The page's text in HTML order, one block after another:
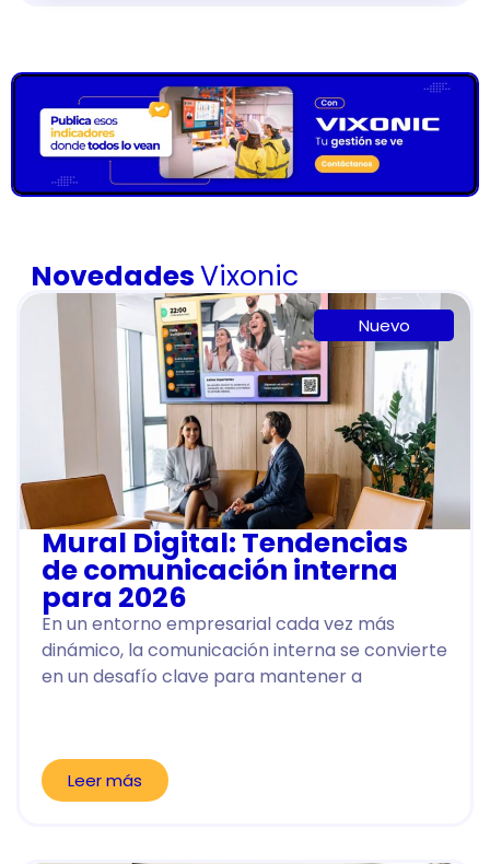
NovedadesVixonic
Nuevo
Mural Digital: Tendencias
de comunicación interna
para 2026
En un entorno empresarial cada vez más
dinámico, la comunicación interna se convierte
en un desafío clave para mantener a
Leer más